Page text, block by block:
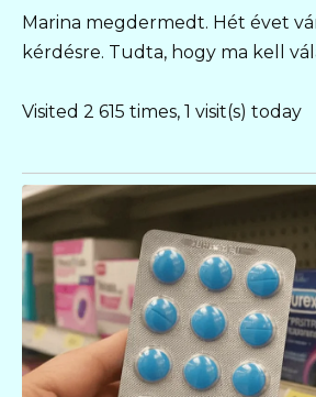
Marina megdermedt. Hét évet
kérdésre. Tudta, hogy ma kell
Visited 2 615 times, 1 visit(s) today